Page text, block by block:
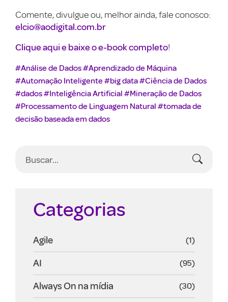
Comente, divulgue ou, melhor ainda, fale conosco:
elcio@aodigital.com.br
Clique aqui e baixe o e-book completo!
#Análise de Dados#Aprendizado de Máquina
#Automação Inteligente#big data#Ciência de Dados
#dados#Inteligência Artificial #Mineração de Dados
#Processamento de Linguagem Natural #tomada de
decisão baseada em dados
Categorias
Agile (1)
AI (95)
Always On na mídia (30)